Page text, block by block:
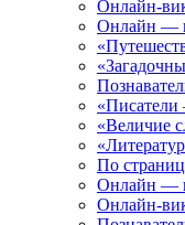
Онлайн-
Онлайн —
«Величие
По
Онлайн —
Онлайн-